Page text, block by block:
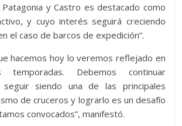
y Castro es destacado como
y cuyo interés seguirá creciendo
el caso de barcos de expedición”.
hacemos hoy lo veremos reflejado en
temporadas. Debemos continuar
siendo una de las principales
de cruceros y lograrlo es un desafío
convocados”, manifestó.